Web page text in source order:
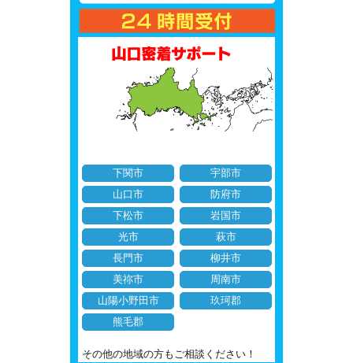
下関市
宇部市
山口市
防府市
下松市
岩国市
光市
萩市
長門市
柳井市
美祢市
周南市
山陽小野田市
玖珂郡
熊毛郡
その他の地域の方もご相談ください！